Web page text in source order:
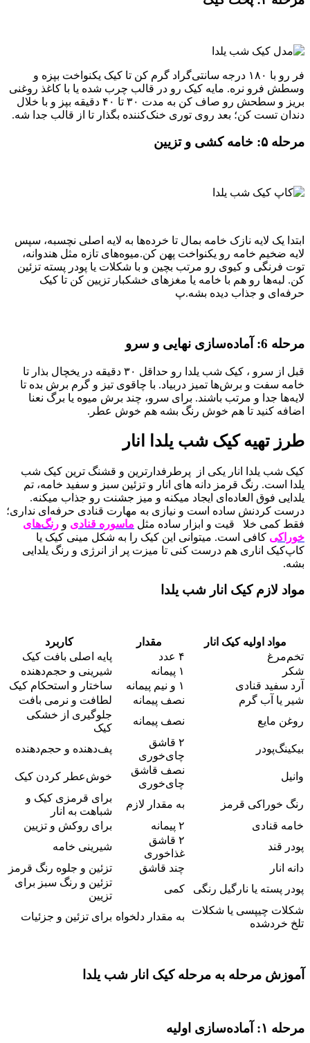
فر رو با ۱۸۰ درجه سانتی‌گراد گرم کن تا کیک یکنواخت بپزه و
وسطش فرو نره. مایه کیک رو در قالب چرب‌ شده یا با کاغذ روغنی
بریز و سطحش رو صاف کن به مدت ۳۰ تا ۴۰ دقیقه بپز و با خلال
دندان تست کن؛ بعد روی توری خنک‌کننده بگذار تا از قالب جدا شه.
مرحله ۵: خامه‌ کشی و تزیین
ابتدا یک لایه نازک خامه بمال تا خرده‌ها به لایه اصلی نچسبه، سپس
لایه ضخیم خامه رو یکنواخت پهن کن.میوه‌های تازه مثل هندوانه،
توت فرنگی و کیوی رو مرتب بچین و با شکلات یا پودر پسته تزئین
کن. لبه‌ها رو هم با خامه یا مغزهای خشکبار تزیین کن تا کیک
حرفه‌ای و جذاب دیده بشه.پ
مرحله 6: آماده‌سازی نهایی و سرو
قبل از سرو ، کیک شب یلدا رو حداقل ۳۰ دقیقه در یخچال بذار تا
خامه سفت و برش‌ها تمیز دربیاد. با چاقوی تیز و گرم برش بده تا
لایه‌ها جدا و مرتب باشند. برای سرو، چند برش میوه یا برگ نعنا
اضافه کنید تا هم خوش‌ رنگ بشه هم خوش‌ عطر.
طرز تهیه کیک شب یلدا انار
کیک شب یلدا انار یکی از پرطرفدارترین و قشنگ ترین کیک شب
یلدا است. رنگ قرمز دانه‌ های انار و تزئین سبز و سفید خامه، تم
یلدایی فوق‌ العاده‌ای ایجاد میکنه و میز جشنت رو جذاب میکنه.
درست کردنش ساده است و نیازی به مهارت قنادی حرفه‌ای نداری؛
فقط کمی خلا قیت و ابزار ساده مثل ماسوره قنادی و رنگ‌های
خوراکی کافی است. میتوانی این کیک را به شکل مینی کیک یا
کاپ‌کیک اناری هم درست کنی تا میزت پر از انرژی و رنگ یلدایی
بشه.
مواد لازم کیک انار شب یلدا
مواد اولیه کیک انار مقدار
کاربرد
تخم‌مرغ
۴ عدد
پایه اصلی بافت کیک
شکر
۱ پیمانه
شیرینی و حجم‌دهنده
آرد سفید قنادی
۱ و نیم پیمانه
ساختار و استحکام کیک
شیر یا آب گرم
نصف پیمانه
لطافت و نرمی بافت
روغن مایع
نصف پیمانه
جلوگیری از خشکی
کیک
بیکینگ‌پودر
۲ قاشق
چای‌خوری
پف‌دهنده و حجم‌دهنده
وانیل
نصف قاشق
چای‌خوری
خوش‌عطر کردن کیک
رنگ خوراکی قرمز به مقدار لازم
برای قرمزی کیک و
شباهت به انار
خامه قنادی
۲ پیمانه
برای روکش و تزیین
پودر قند
۲ قاشق
غذاخوری
شیرینی خامه
دانه انار
چند قاشق
تزئین و جلوه رنگ قرمز
پودر پسته یا نارگیل رنگی
کمی
تزئین و رنگ سبز برای
تزیین
شکلات چیپسی یا شکلات
تلخ خردشده
به مقدار دلخواه برای تزئین و جزئیات
آموزش مرحله به مرحله کیک انار شب یلدا
مرحله ۱: آماده‌سازی اولیه